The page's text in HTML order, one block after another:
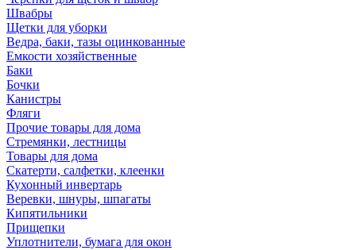
Швабры
Щетки для уборки
Ведра, баки, тазы оцинкованные
Емкости хозяйственные
Баки
Бочки
Канистры
Фляги
Прочие товары для дома
Стремянки, лестницы
Товары для дома
Скатерти, салфетки, клеенки
Кухонный инвертарь
Веревки, шнуры, шпагаты
Кипятильники
Прищепки
Уплотнители, бумага для окон